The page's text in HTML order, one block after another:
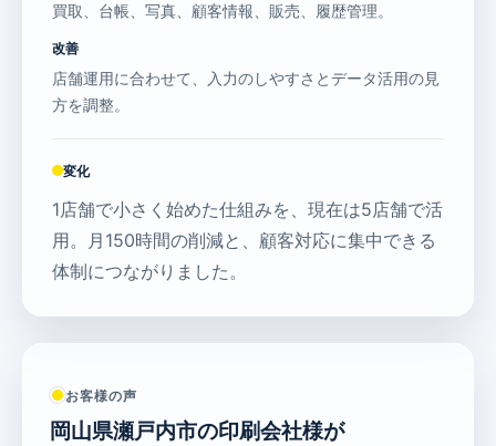
買取、台帳、写真、顧客情報、販売、履歴管理。
改善
店舗運用に合わせて、入力のしやすさとデータ活用の見
方を調整。
変化
1店舗で小さく始めた仕組みを、現在は5店舗で活
用。月150時間の削減と、顧客対応に集中できる
体制につながりました。
お客様の声
岡山県瀬戸内市の印刷会社様が